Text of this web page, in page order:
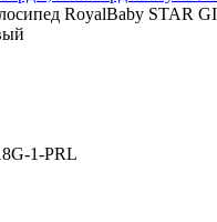
RoyalBaby STAR
1-PRL